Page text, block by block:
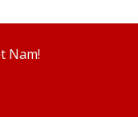
Nam!